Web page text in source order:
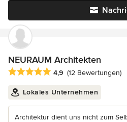
NEURAUM Architekten
Durchschnittliche Bewertung: 4.9
4,9 (12 Bewertungen)
Lokales Unternehmen
Architektur dient uns nicht zum